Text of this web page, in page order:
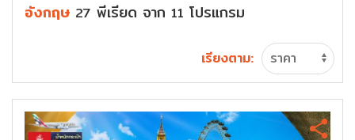
อังกฤษ 27 พีเรียด จาก 11 โปรแกรม
เรียงตาม: